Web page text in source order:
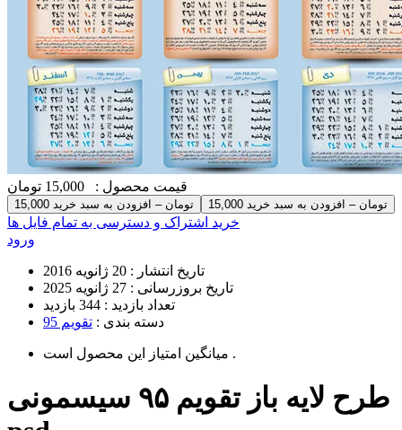
قیمت محصول : 15,000 تومان
15,000 تومان – افزودن به سبد خرید
خرید اشتراک و دسترسی به تمام فایل ها
ورود
تاریخ انتشار : 20 ژانویه 2016
تاریخ بروزرسانی : 27 ژانویه 2025
تعداد بازدید : 344 بازدید
دسته بندی : تقویم 95
میانگین امتیاز این محصول است .
طرح لایه باز تقویم ۹۵ سیسمونی